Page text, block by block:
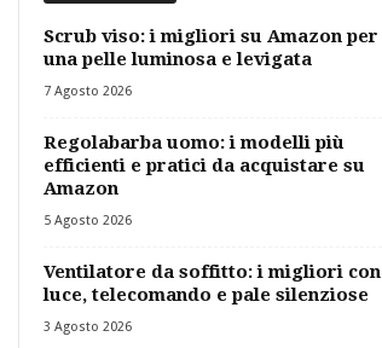
Scrub viso: i migliori su Amazon per
una pelle luminosa e levigata
7 Agosto 2026
Regolabarba uomo: i modelli più
efficienti e pratici da acquistare su
Amazon
5 Agosto 2026
Ventilatore da soffitto: i migliori con
luce, telecomando e pale silenziose
3 Agosto 2026